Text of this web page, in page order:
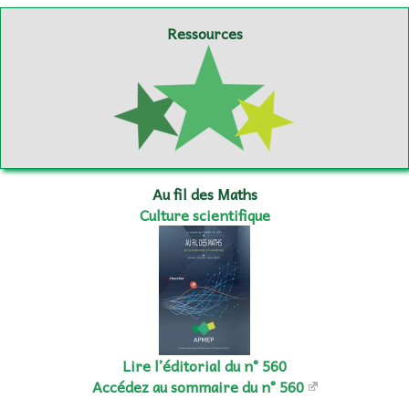
Ressources
Au fil des Maths
Culture scientifique
Lire l’éditorial du n° 560
Accédez au sommaire du n° 560